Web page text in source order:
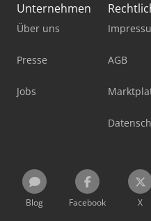
Unternehmen
Über uns
Presse
Jobs
AGB
Blog Facebook X